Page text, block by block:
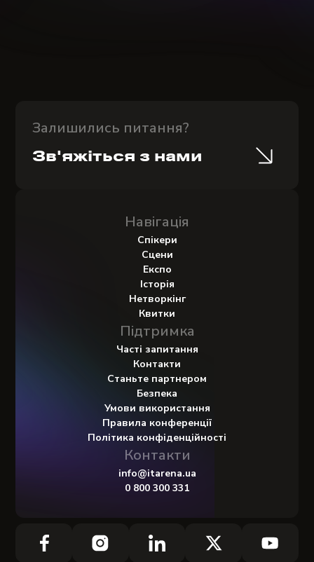
Навігація
Спікери
Сцени
Експо
Історія
Нетворкінг
Квитки
Підтримка
Часті запитання
Контакти
Станьте партнером
Безпека
Умови використання
Правила конференції
Політика конфіденційності
Контакти
info@itarena.ua
0 800 300 331
Залишились питання?
Зв'яжіться з нами